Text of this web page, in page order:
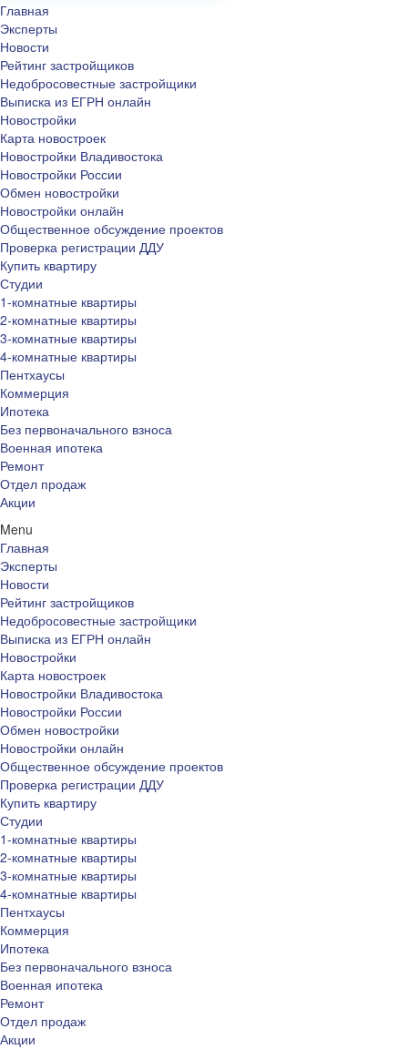
Главная
Эксперты
Новости
Рейтинг застройщиков
Недобросовестные застройщики
Выписка из ЕГРН онлайн
Новостройки
Карта новостроек
Новостройки Владивостока
Новостройки России
Обмен новостройки
Новостройки онлайн
Общественное обсуждение проектов
Проверка регистрации ДДУ
Купить квартиру
Студии
1-комнатные квартиры
2-комнатные квартиры
3-комнатные квартиры
4-комнатные квартиры
Пентхаусы
Коммерция
Ипотека
Без первоначального взноса
Военная ипотека
Ремонт
Отдел продаж
Акции
Menu
Главная
Эксперты
Новости
Рейтинг застройщиков
Недобросовестные застройщики
Выписка из ЕГРН онлайн
Новостройки
Карта новостроек
Новостройки Владивостока
Новостройки России
Обмен новостройки
Новостройки онлайн
Общественное обсуждение проектов
Проверка регистрации ДДУ
Купить квартиру
Студии
1-комнатные квартиры
2-комнатные квартиры
3-комнатные квартиры
4-комнатные квартиры
Пентхаусы
Коммерция
Ипотека
Без первоначального взноса
Военная ипотека
Ремонт
Отдел продаж
Акции